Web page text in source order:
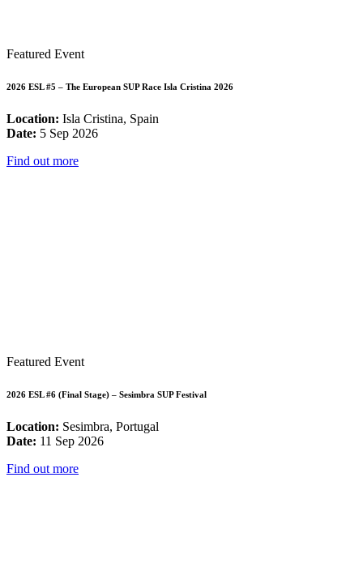
Featured Event
2026 ESL #5 – The European SUP Race Isla Cristina 2026
Location: Isla Cristina, Spain
Date: 5 Sep 2026
Find out more
Featured Event
2026 ESL #6 (Final Stage) – Sesimbra SUP Festival
Location: Sesimbra, Portugal
Date: 11 Sep 2026
Find out more